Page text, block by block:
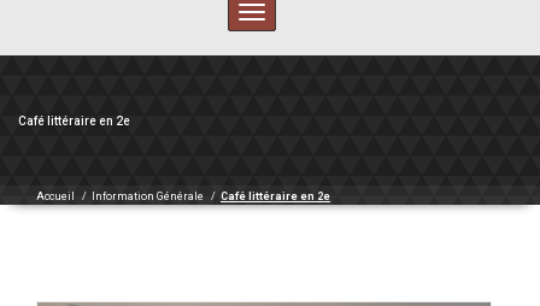
Toggle
navigation
Café littéraire en 2e
Accueil / Information Générale / Café littéraire en 2e